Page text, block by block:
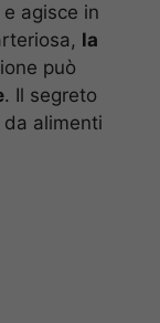
agisce in
la
può
. Il segreto
alimenti